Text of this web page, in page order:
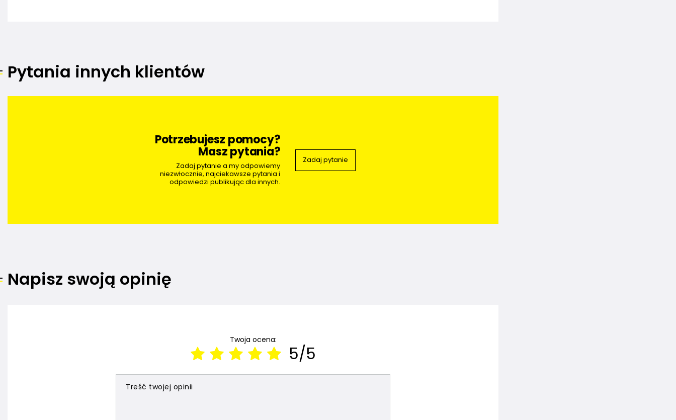
Pytania innych klientów
Potrzebujesz pomocy?
Masz pytania?
Zadaj pytanie a my odpowiemy
niezwłocznie, najciekawsze pytania i
odpowiedzi publikując dla innych.
Zadaj pytanie
Napisz swoją opinię
Twoja ocena:
5/5
Treść twojej opinii